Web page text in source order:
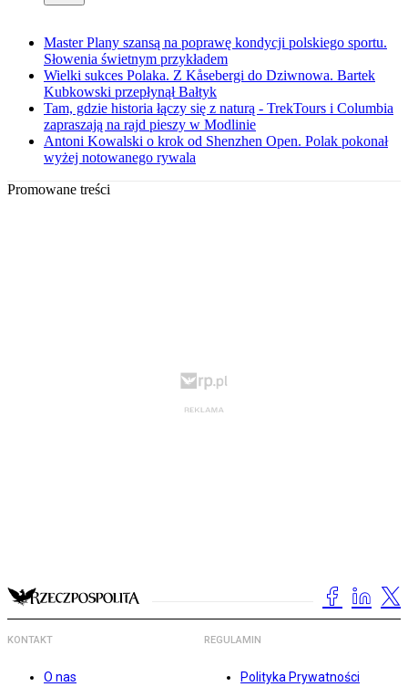
Master Plany szansą na poprawę kondycji polskiego sportu.
Słowenia świetnym przykładem
Wielki sukces Polaka. Z Kåsebergi do Dziwnowa. Bartek
Kubkowski przepłynął Bałtyk
Tam, gdzie historia łączy się z naturą - TrekTours i Columbia
zapraszają na rajd pieszy w Modlinie
Antoni Kowalski o krok od Shenzhen Open. Polak pokonał
wyżej notowanego rywala
Promowane treści
KONTAKT
O nas
REGULAMIN
Polityka Prywatności